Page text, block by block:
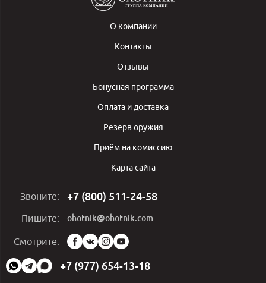
О компании
Контакты
Отзывы
Бонусная программа
Оплата и доставка
Резерв оружия
Приём на комиссию
Карта сайта
Звоните: +7 (800) 511-24-58
Пишите: ohotnik@ohotnik.com
Смотрите:
Мы
в
социальных
сетях:
+7 (977) 654-13-18